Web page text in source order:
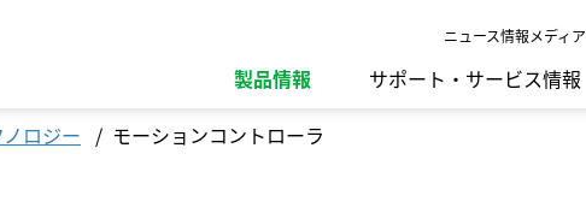
ニュース情報メディア
製品情報 サポート・サービス情報
ロジー モーションコントローラ